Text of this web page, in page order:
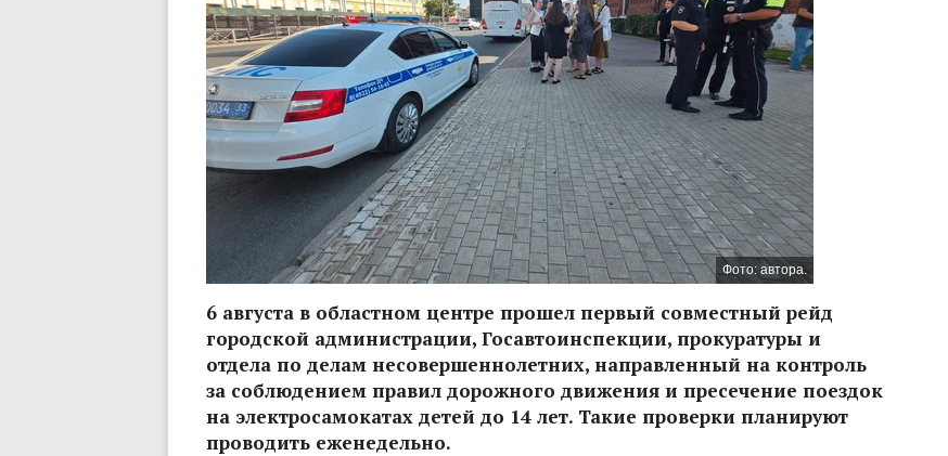
Фото: автора.
6 августа в областном центре прошел первый совместный рейд
городской администрации, Госавтоинспекции, прокуратуры и
отдела по делам несовершеннолетних, направленный на контроль
за соблюдением правил дорожного движения и пресечение поездок
на электросамокатах детей до 14 лет. Такие проверки планируют
проводить еженедельно.